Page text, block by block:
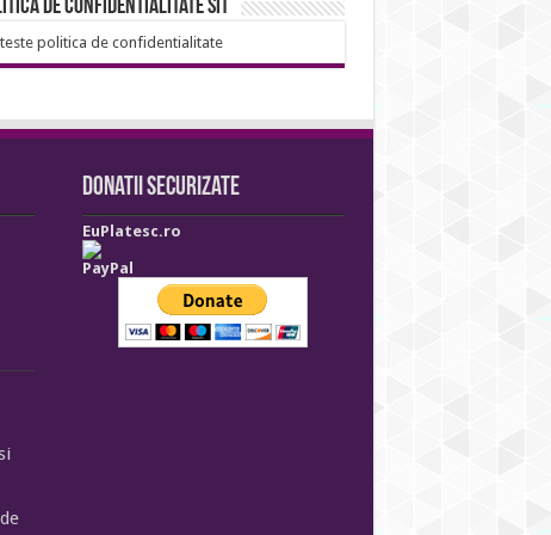
de confidentialitate sit
politica de confidentialitate
Donatii securizate
EuPlatesc.ro
PayPal